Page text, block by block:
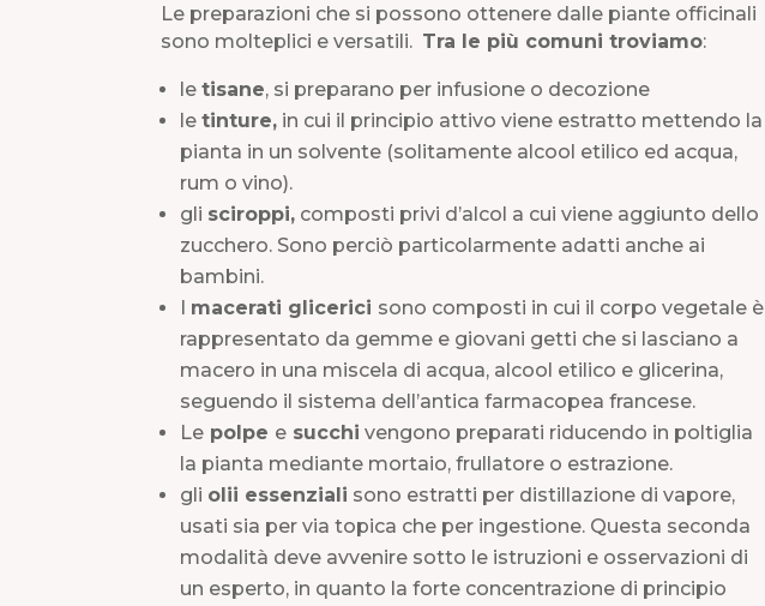
Le preparazioni che si possono ottenere dalle piante officinali
sono molteplici e versatili. Tra le più comuni troviamo:
letisane, si preparano per infusione o decozione
letinture, in cui il principio attivo viene estratto mettendo la
pianta in un solvente (solitamente alcool etilico ed acqua,
rum o vino).
gli sciroppi, composti privi d’alcol a cui viene aggiunto dello
zucchero. Sono perciò particolarmente adatti anche ai
bambini.
macerati glicerici sono composti in cui il corpo vegetale è
rappresentato da gemme e giovani getti che si lasciano a
macero in una miscela di acqua, alcool etilico e glicerina,
seguendo il sistema dell’antica farmacopea francese.
Le polpe e succhi vengono preparati riducendo in poltiglia
la pianta mediante mortaio, frullatore o estrazione.
gli olii essenziali sono estratti per distillazione di vapore,
usati sia per via topica che per ingestione. Questa seconda
modalità deve avvenire sotto le istruzioni e osservazioni di
un esperto, in quanto la forte concentrazione di principio